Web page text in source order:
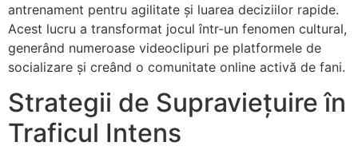
antrenament pentru agilitate și luarea deciziilor rapide.
Acest lucru a transformat jocul într-un fenomen cultural,
generând numeroase videoclipuri pe platformele de
socializare și creând o comunitate online activă de fani.
Strategii de Supraviețuire în
Traficul Intens